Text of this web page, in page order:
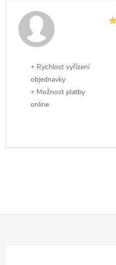
+ Rychlost vyřízení
objednavky
+ Možnost platby
online